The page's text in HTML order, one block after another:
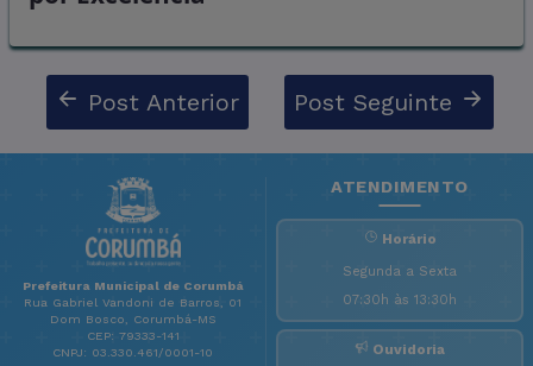
Post Anterior Post Seguinte
Prefeitura Municipal de Corumbá
Rua Gabriel Vandoni de Barros, 01
Dom Bosco, Corumbá-MS
CEP: 79333-141
CNPJ: 03.330.461/0001-10
ATENDIMENTO
Horário
Segunda a Sexta
07:30h às 13:30h
Ouvidoria